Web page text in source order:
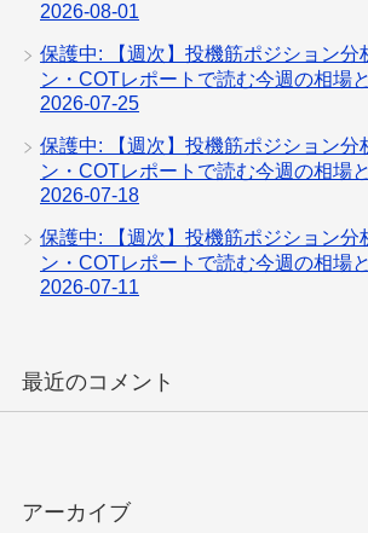
2026-08-01
保護中: 【週次】投機筋ポジション分
ン・COTレポートで読む今週の相場
2026-07-25
保護中: 【週次】投機筋ポジション分
ン・COTレポートで読む今週の相場
2026-07-18
保護中: 【週次】投機筋ポジション分
ン・COTレポートで読む今週の相場
2026-07-11
最近のコメント
アーカイブ